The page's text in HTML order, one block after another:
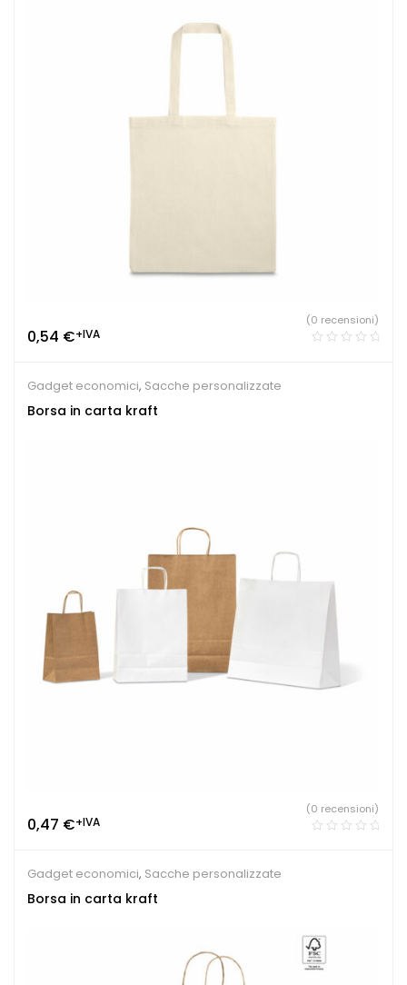
0,54 €+IVA
(0 recensioni)
Gadget economici, Sacche personalizzate
Borsa in carta kraft
0,47 €+IVA
(0 recensioni)
Gadget economici, Sacche personalizzate
Borsa in carta kraft